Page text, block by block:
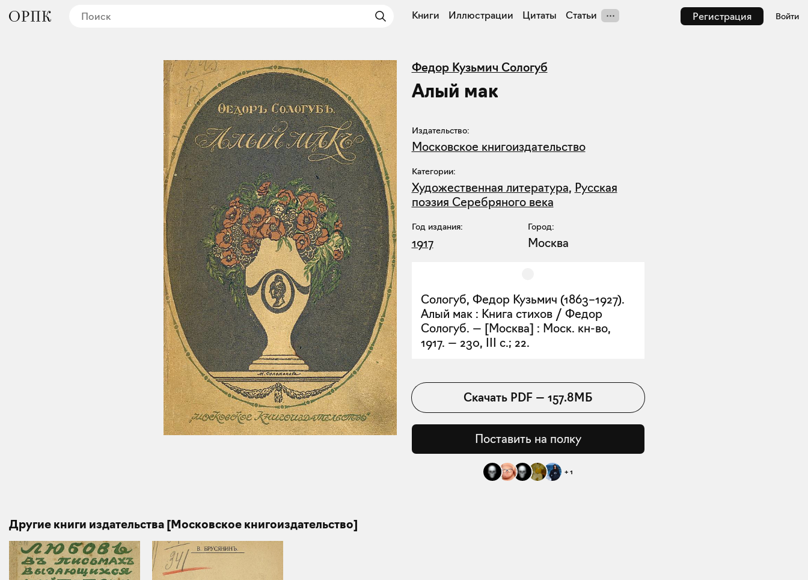
Регистрация Войти
Книги Иллюстрации Цитаты Статьи
Федор Кузьмич Сологуб
Алый мак
Издательство:
Московское книгоиздательство
Категории:
Художественная литература, Русская
поэзия Серебряного века
Год издания:
1917
Город:
Москва
Сологуб, Федор Кузьмич (1863–1927).
Алый мак : Книга стихов / Федор
Сологуб. — [Москва] : Моск. кн-во,
1917. — 230, III с.; 22.
Скачать PDF —157.8МБ
Поставить на полку
+ 1
Другие книги издательства [Московское книгоиздательство]